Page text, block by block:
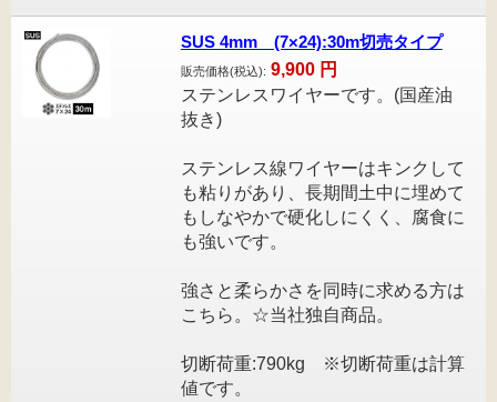
SUS 4mm (7×24):30m切売タイプ
販売価格(税込): 9,900 円
ステンレスワイヤーです。(国産油
抜き)
ステンレス線ワイヤーはキンクして
も粘りがあり、長期間土中に埋めて
もしなやかで硬化しにくく、腐食に
も強いです。
強さと柔らかさを同時に求める方は
こちら。☆当社独自商品。
切断荷重:790kg ※切断荷重は計算
値です。